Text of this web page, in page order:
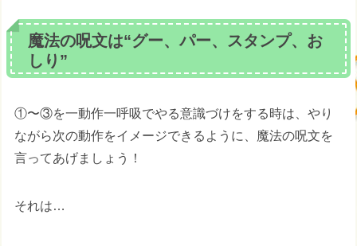
魔法の呪文は“グー、パー、スタンプ、お
しり”
①〜③を一動作一呼吸でやる意識づけをする時は、やり
ながら次の動作をイメージできるように、魔法の呪文を
言ってあげましょう！
それは…